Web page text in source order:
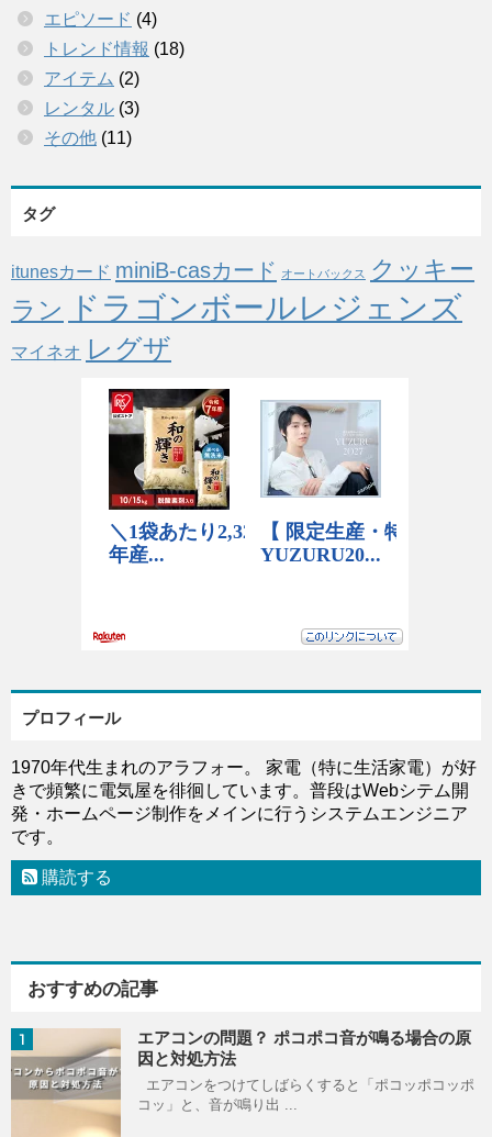
エピソード (4)
トレンド情報 (18)
アイテム (2)
レンタル (3)
その他 (11)
タグ
itunesカード miniB-casカード オートバックス
クッキー
ラン
ドラゴンボールレジェンズ
マイネオ レグザ
プロフィール
1970年代生まれのアラフォー。 家電（特に生活家電）が好
きで頻繁に電気屋を徘徊しています。普段はWebシテム開
発・ホームページ制作をメインに行うシステムエンジニア
です。
購読する
おすすめの記事
1
エアコンの問題？ ポコポコ音が鳴る場合の原
因と対処方法
エアコンをつけてしばらくすると「ポコッポコッポ
コッ」と、音が鳴り出 ...